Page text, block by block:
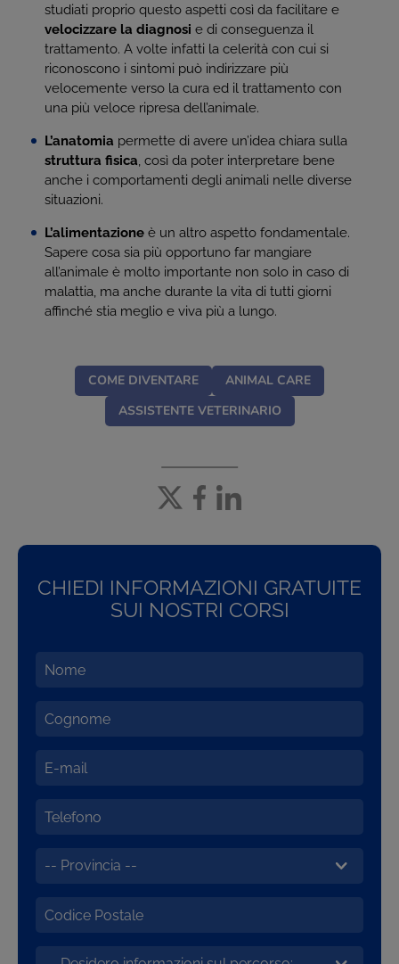
studiati proprio questo aspetti così da facilitare e
velocizzare la diagnosi e di conseguenza il
trattamento. A volte infatti la celerità con cui si
riconoscono i sintomi può indirizzare più
velocemente verso la cura ed il trattamento con
una più veloce ripresa dell’animale.
L’anatomia permette di avere un’idea chiara sulla
struttura fisica, così da poter interpretare bene
anche i comportamenti degli animali nelle diverse
situazioni.
L’alimentazione è un altro aspetto fondamentale.
Sapere cosa sia più opportuno far mangiare
all’animale è molto importante non solo in caso di
malattia, ma anche durante la vita di tutti giorni
affinché stia meglio e viva più a lungo.
COME DIVENTARE
ANIMAL CARE
ASSISTENTE VETERINARIO
CHIEDI INFORMAZIONI GRATUITE
SUI NOSTRI CORSI